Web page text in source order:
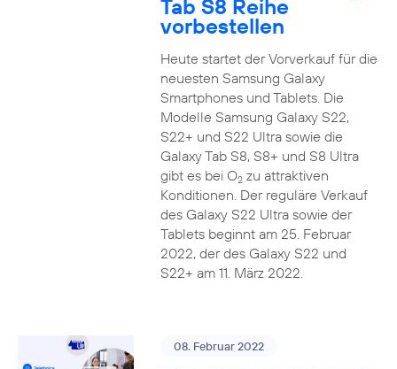
Tab S8 Reihe
vorbestellen
Heute startet der Vorverkauf für die
neuesten Samsung Galaxy
Smartphones und Tablets. Die
Modelle Samsung Galaxy S22,
S22+ und S22 Ultra sowie die
Galaxy Tab S8, S8+ und S8 Ultra
gibt es bei O2zu attraktiven
Konditionen. Der reguläre Verkauf
des Galaxy S22 Ultra sowie der
Tablets beginnt am 25. Februar
2022, der des Galaxy S22 und
S22+ am 11. März 2022.
08. Februar 2022